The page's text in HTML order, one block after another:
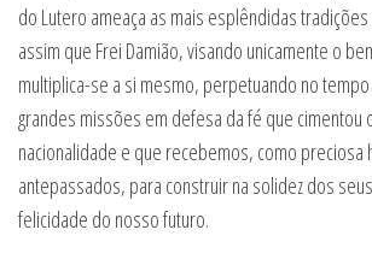
do Lutero ameaça as mais esplêndidas tradições
assim que Frei Damião, visando unicamente o
multiplica-se a si mesmo, perpetuando no
grandes missões em defesa da fé que cimentou
nacionalidade e que recebemos, como preciosa
antepassados, para construir na solidez dos
felicidade do nosso futuro.